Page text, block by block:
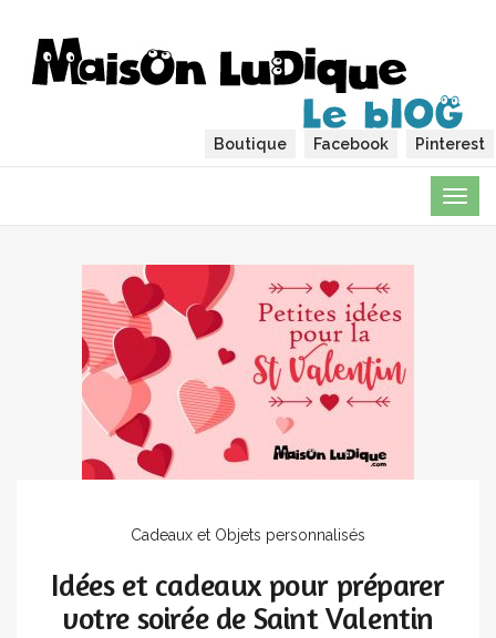
Boutique Facebook Pinterest
Cadeaux et Objets personnalisés
Idées et cadeaux pour préparer
votre soirée de Saint Valentin